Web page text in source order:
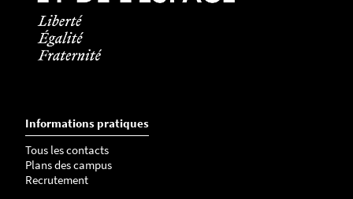
Informations pratiques
Tous les contacts
Plans des campus
Recrutement